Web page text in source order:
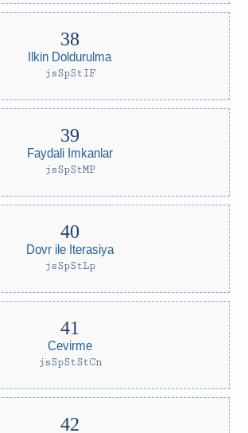
Ilkin Doldurulma
jsSpStIF
Faydali Imkanlar
jsSpStMP
Dovr ile Iterasiya
jsSpStLp
Cevirme
jsSpStStCn